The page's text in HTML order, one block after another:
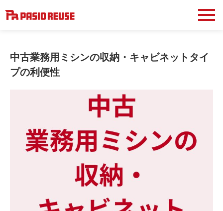
中古業務用ミシンの収納・キャビネットタイ
プの利便性